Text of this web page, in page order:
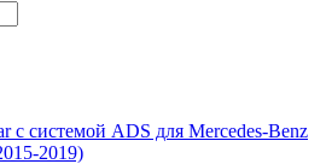
с системой ADS для Mercedes-Benz
2019)